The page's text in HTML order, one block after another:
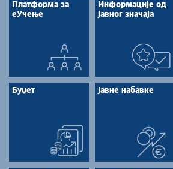
Платформа за
еУчење
Информације од
јавног значаја
Буџет Јавне набавке